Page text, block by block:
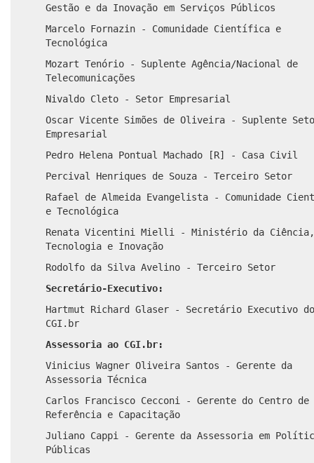
Gestão e da Inovação em Serviços Públicos
Marcelo Fornazin - Comunidade Científica e
Tecnológica
Mozart Tenório - Suplente Agência/Nacional de
Telecomunicações
Nivaldo Cleto - Setor Empresarial
Oscar Vicente Simões de Oliveira - Suplente
Empresarial
Pedro Helena Pontual Machado [R] - Casa Civil
Percival Henriques de Souza - Terceiro Setor
Rafael de Almeida Evangelista - Comunidade
e Tecnológica
Renata Vicentini Mielli - Ministério da Ciência,
Tecnologia e Inovação
Rodolfo da Silva Avelino - Terceiro Setor
Secretário-Executivo:
Hartmut Richard Glaser - Secretário Executivo do
CGI.br
Assessoria ao CGI.br:
Vinicius Wagner Oliveira Santos - Gerente da
Assessoria Técnica
Carlos Francisco Cecconi - Gerente do Centro de
Referência e Capacitação
Juliano Cappi - Gerente da Assessoria em
Públicas